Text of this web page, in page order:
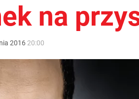
na
2016 20:00